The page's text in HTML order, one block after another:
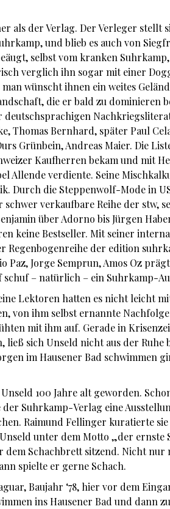
als der Verlag. Der Verleger stellt
und blieb es auch von
selbst vom kranken
verglich ihn sogar mit einer
wünscht ihnen ein weites
die er bald zu dominieren
Thomas Bernhard, später Paul
Grünbein, Andreas Maier. Die
Kaufherren bekam und mit
Allende verdiente. Seine
Durch die Steppenwolf-Mode in
schwer verkaufbare Reihe der stw,
über Adorno bis Jürgen
keine Bestseller. Mit seiner
Regenbogenreihe der edition
Paz, Jorge Semprun, Amos Oz
– natürlich – ein Suhrkamp-
Lektoren hatten es nicht leicht
von ihm selbst ernannte
mit ihm auf. Gerade in
ließ sich Unseld nicht aus der
im Hausener Bad schwimmen
100 Jahre alt geworden.
der Suhrkamp-Verlag eine
Raimund Fellinger kuratierte
unter dem Motto „der ernste
dem Schachbrett sitzend. Nicht
spielte er gerne Schach.
Baujahr ‘78, hier vor dem
ins Hausener Bad und dann